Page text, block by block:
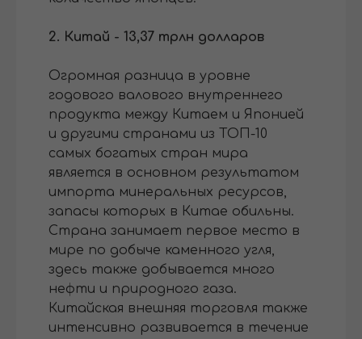
2. Китай - 13,37 трлн долларов
Огромная разница в уровне
годового валового внутреннего
продукта между Китаем и Японией
и другими странами из ТОП-10
самых богатых стран мира
является в основном результатом
импорта минеральных ресурсов,
запасы которых в Китае обильны.
Страна занимает первое место в
мире по добыче каменного угля,
здесь также добывается много
нефти и природного газа.
Китайская внешняя торговля также
интенсивно развивается в течение